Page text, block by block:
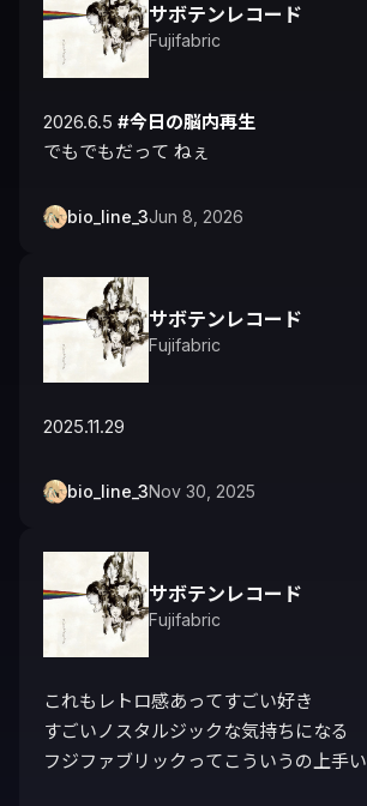
サボテンレコード
Fujifabric
2026.6.5 #今日の脳内再生
でもでもだって ねぇ
bio_line_3Jun 8, 2026
サボテンレコード
Fujifabric
2025.11.29
bio_line_3Nov 30, 2025
サボテンレコード
Fujifabric
これもレトロ感あってすごい好き
すごいノスタルジックな気持ちになる
フジファブリックってこういうの上手い